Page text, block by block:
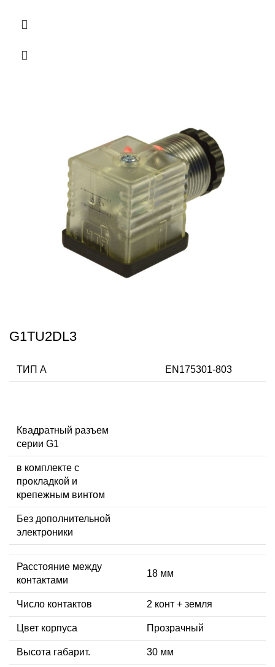
G1TU2DL3
ТИП А EN175301-803
Квадратный разъем
серии G1
в комплекте с
прокладкой и
крепежным винтом
Без дополнительной
электроники
Расстояние между
контактами
18 мм
Число контактов 2 конт + земля
Цвет корпуса Прозрачный
Высота габарит. 30 мм